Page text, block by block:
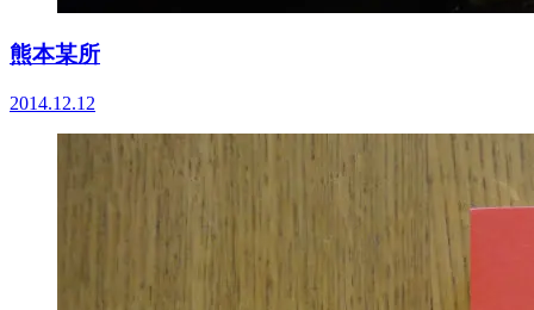
熊本某所
2014.12.12